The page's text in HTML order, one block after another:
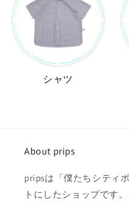
シャツ
About prips
pripsは「僕たちシティ
トにしたショップです